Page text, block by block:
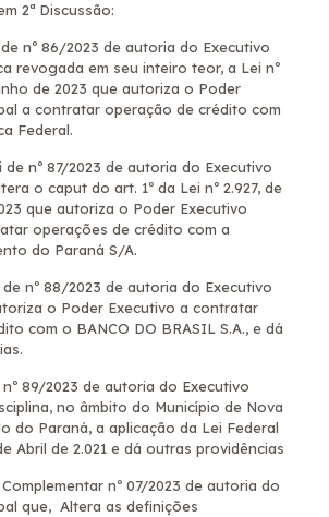
2ª Discussão:
nº 86/2023 de autoria do Executivo
revogada em seu inteiro teor, a Lei nº
de 2023 que autoriza o Poder
a contratar operação de crédito com
Federal.
nº 87/2023 de autoria do Executivo
o caput do art. 1º da Lei nº 2.927, de
que autoriza o Poder Executivo
operações de crédito com a
do Paraná S/A.
nº 88/2023 de autoria do Executivo
o Poder Executivo a contratar
com o BANCO DO BRASIL S.A., e dá
89/2023 de autoria do Executivo
no âmbito do Município de Nova
do Paraná, a aplicação da Lei Federal
Abril de 2.021 e dá outras providências
nº 07/2023 de autoria do
que, Altera as definições